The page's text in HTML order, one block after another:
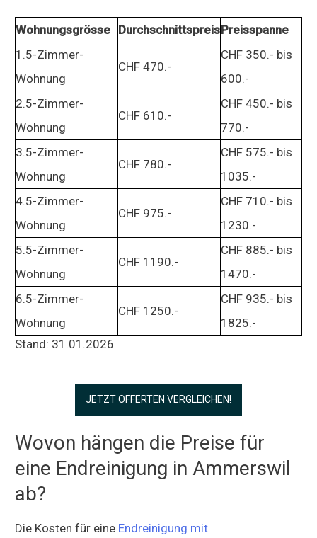
Wohnungsgrösse DurchschnittspreisPreisspanne
1.5-Zimmer-
Wohnung
CHF 470.-
CHF 350.- bis
600.-
2.5-Zimmer-
Wohnung
CHF 610.-
CHF 450.- bis
770.-
3.5-Zimmer-
Wohnung
CHF 780.-
CHF 575.- bis
1035.-
4.5-Zimmer-
Wohnung
CHF 975.-
CHF 710.- bis
1230.-
5.5-Zimmer-
Wohnung
CHF 1190.-
CHF 885.- bis
1470.-
6.5-Zimmer-
Wohnung
CHF 1250.-
CHF 935.- bis
1825.-
Stand: 31.01.2026
JETZT OFFERTEN VERGLEICHEN!
Wovon hängen die Preise für
eine Endreinigung in Ammerswil
ab?
Die Kosten für eine Endreinigung mit